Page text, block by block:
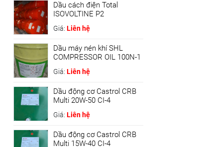
Dầu cách điện Total
ISOVOLTINE P2
Giá: Liên hệ
Dầu máy nén khí SHL
COMPRESSOR OIL 100N-1
Giá: Liên hệ
Dầu động cơ Castrol CRB
Multi 20W-50 CI-4
Giá: Liên hệ
Dầu động cơ Castrol CRB
Multi 15W-40 CI-4